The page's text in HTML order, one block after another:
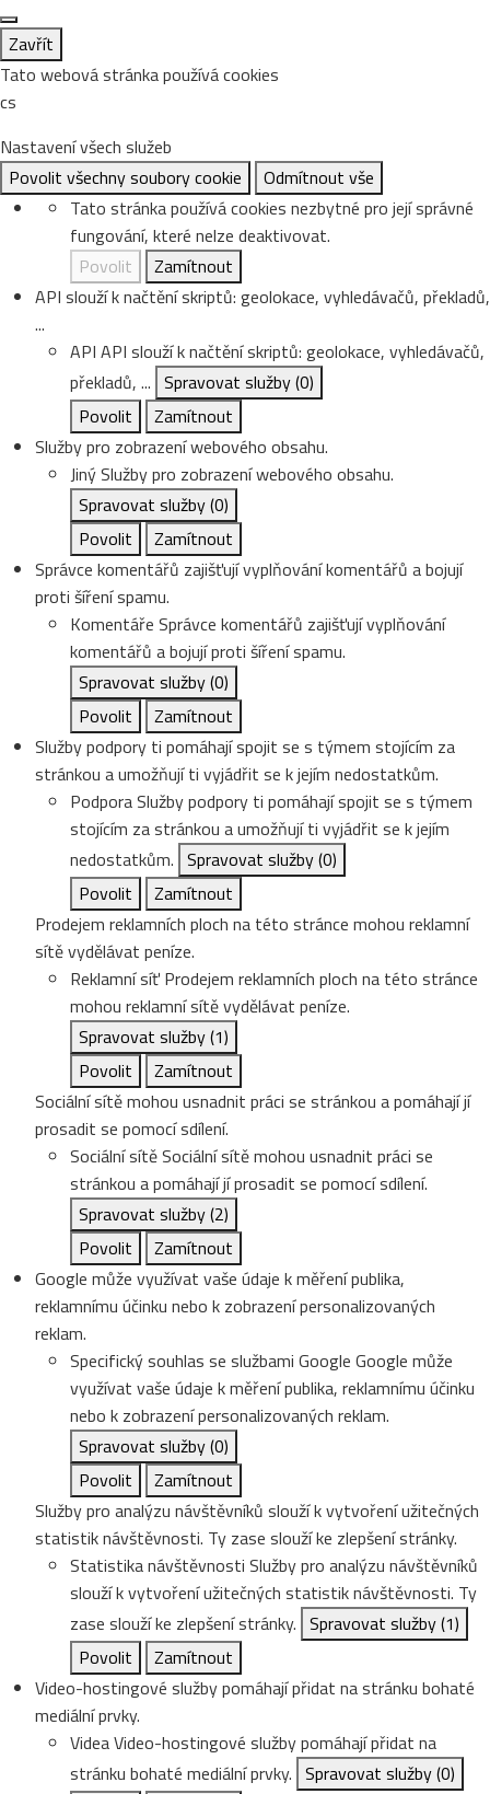
Zavřít
Tato webová stránka používá cookies
cs
Nastavení všech služeb
Povolit všechny soubory cookie
Odmítnout vše
Tato stránka používá cookies nezbytné pro její správné
fungování, které nelze deaktivovat.
Povolit
Zamítnout
API slouží k načtění skriptů: geolokace, vyhledávačů, překladů,
...
API API slouží k načtění skriptů: geolokace, vyhledávačů,
překladů, ... Spravovat služby(0)
Povolit
Zamítnout
Služby pro zobrazení webového obsahu.
JinýSlužby pro zobrazení webového obsahu.
Spravovat služby(0)
Povolit
Zamítnout
Správce komentářů zajišťují vyplňování komentářů a bojují
proti šíření spamu.
Komentáře Správce komentářů zajišťují vyplňování
komentářů a bojují proti šíření spamu.
Spravovat služby(0)
Povolit
Zamítnout
Služby podpory ti pomáhají spojit se s týmem stojícím za
stránkou a umožňují ti vyjádřit se k jejím nedostatkům.
PodporaSlužby podpory ti pomáhají spojit se s týmem
stojícím za stránkou a umožňují ti vyjádřit se k jejím
nedostatkům. Spravovat služby(0)
Povolit
Zamítnout
Prodejem reklamních ploch na této stránce mohou reklamní
sítě vydělávat peníze.
Reklamní síť Prodejem reklamních ploch na této stránce
mohou reklamní sítě vydělávat peníze.
Spravovat služby(1)
Povolit
Zamítnout
Sociální sítě mohou usnadnit práci se stránkou a pomáhají jí
prosadit se pomocí sdílení.
Sociální sítěSociální sítě mohou usnadnit práci se
stránkou a pomáhají jí prosadit se pomocí sdílení.
Spravovat služby(2)
Povolit
Zamítnout
Google může využívat vaše údaje k měření publika,
reklamnímu účinku nebo k zobrazení personalizovaných
reklam.
Specifický souhlas se službami Google Google může
využívat vaše údaje k měření publika, reklamnímu účinku
nebo k zobrazení personalizovaných reklam.
Spravovat služby(0)
Povolit
Zamítnout
Služby pro analýzu návštěvníků slouží k vytvoření užitečných
statistik návštěvnosti. Ty zase slouží ke zlepšení stránky.
Statistika návštěvnosti Služby pro analýzu návštěvníků
slouží k vytvoření užitečných statistik návštěvnosti. Ty
zase slouží ke zlepšení stránky. Spravovat služby(1)
Povolit
Zamítnout
Video-hostingové služby pomáhají přidat na stránku bohaté
mediální prvky.
VideaVideo-hostingové služby pomáhají přidat na
stránku bohaté mediální prvky. Spravovat služby(0)